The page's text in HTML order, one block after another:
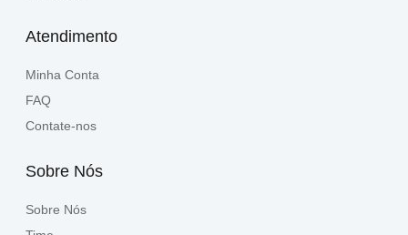
Atendimento
Minha Conta
FAQ
Contate-nos
Sobre Nós
Sobre Nós